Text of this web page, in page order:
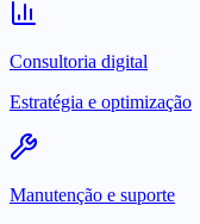
Consultoria digital
Estratégia e optimização
Manutenção e suporte